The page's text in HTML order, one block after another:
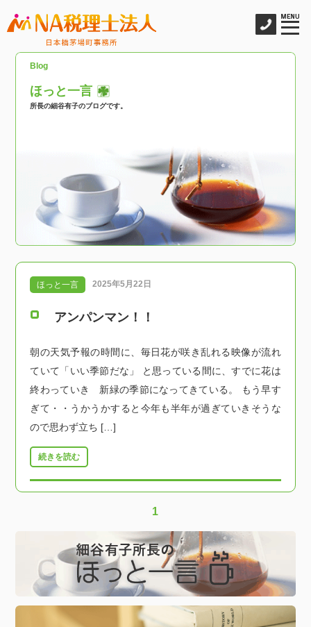
Blog
ほっと一言
所長の細谷有子のブログです。
ほっと一言 2025年5月22日
アンパンマン！！
朝の天気予報の時間に、毎日花が咲き乱れる映像が流れ
ていて「いい季節だな」 と思っている間に、すでに花は
終わっていき 新緑の季節になってきている。 もう早す
ぎて・・うかうかすると今年も半年が過ぎていきそうな
ので思わず立ち […]
続きを読む
1